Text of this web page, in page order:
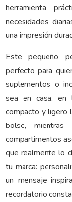
herramienta
necesidades
una impresión
Este pequeño
perfecto para
suplementos o
sea en casa, en
compacto y ligero
bolso,
compartimentos
que realmente lo
tu marca:
un mensaje
recordatorio